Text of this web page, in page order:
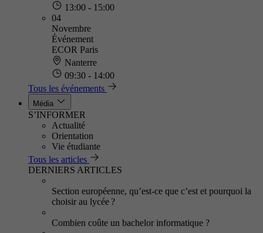
13:00 - 15:00
04
Novembre
Événement
ECOR Paris
Nanterre
09:30 - 14:00
Tous les événements
Média
S’INFORMER
Actualité
Orientation
Vie étudiante
Tous les articles
DERNIERS ARTICLES
Section européenne, qu’est-ce que c’est et pourquoi la
choisir au lycée ?
Combien coûte un bachelor informatique ?